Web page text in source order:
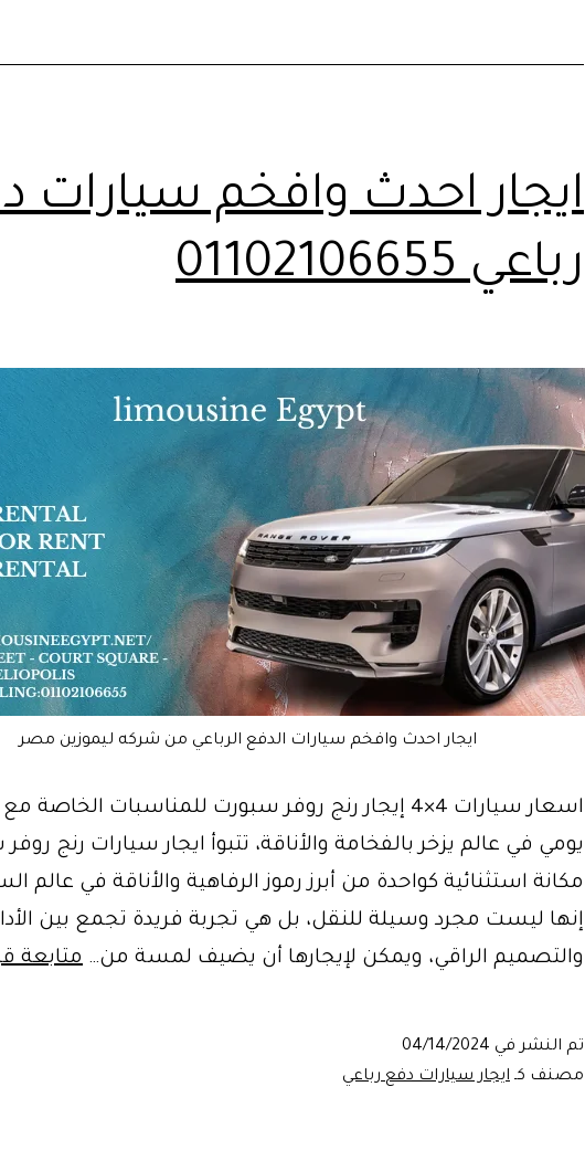
ايجار احدث وافخم سيارات
رباعي 01102106655
ايجار احدث وافخم سيارات الدفع الرباعي من شركه ليموزين مصر
اسعار سيارات 4×4 إيجار رنج روفر سبورت للمناسبات
يومي في عالم يزخر بالفخامة والأناقة، تتبوأ ايجار سيارات رنج
مكانة استثنائية كواحدة من أبرز رموز الرفاهية والأناقة في عالم
إنها ليست مجرد وسيلة للنقل، بل هي تجربة فريدة تجمع بين
والتصميم الراقي، ويمكن لإيجارها أن يضيف لمسة من… متابعة
تم النشر في 04/14/2024
مصنف كـ ايجار سيارات دفع رباعي